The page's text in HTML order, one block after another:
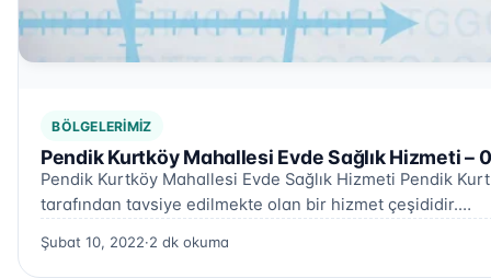
BÖLGELERIMIZ
Pendik Kurtköy Mahallesi Evde Sağlık Hizmeti –
Pendik Kurtköy Mahallesi Evde Sağlık Hizmeti Pendik
tarafından tavsiye edilmekte olan bir hizmet çeşididir.…
Şubat 10, 2022·2 dk okuma